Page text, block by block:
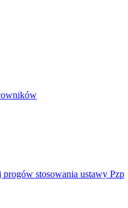
stosowania ustawy Pzp